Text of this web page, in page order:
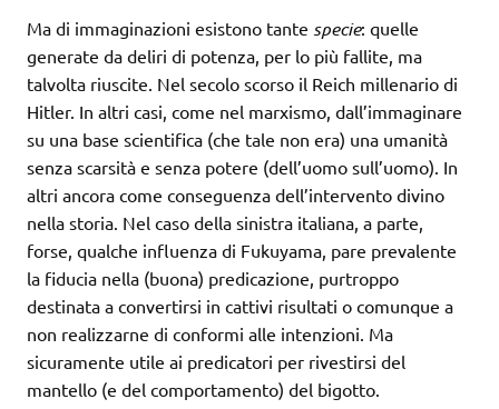
Ma di immaginazioni esistono tante specie: quelle
generate da deliri di potenza, per lo più fallite, ma
talvolta riuscite. Nel secolo scorso il Reich millenario di
Hitler. In altri casi, come nel marxismo, dall’immaginare
su una base scientifica (che tale non era) una umanità
senza scarsità e senza potere (dell’uomo sull’uomo). In
altri ancora come conseguenza dell’intervento divino
nella storia. Nel caso della sinistra italiana, a parte,
forse, qualche influenza di Fukuyama, pare prevalente
la fiducia nella (buona) predicazione, purtroppo
destinata a convertirsi in cattivi risultati o comunque a
non realizzarne di conformi alle intenzioni. Ma
sicuramente utile ai predicatori per rivestirsi del
mantello (e del comportamento) del bigotto.